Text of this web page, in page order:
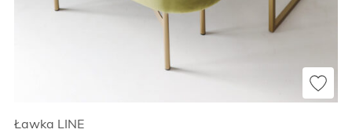
Ławka LINE